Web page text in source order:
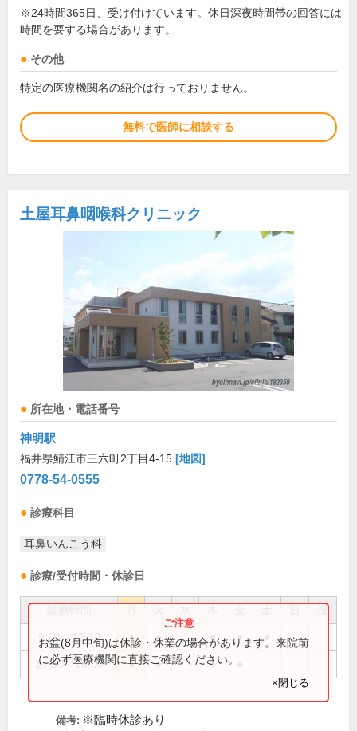
※24時間365日、受け付けています。休日深夜時間帯の回答には
時間を要する場合があります。
その他
特定の医療機関名の紹介は行っておりません。
無料で医師に相談する
土屋耳鼻咽喉科クリニック
所在地・電話番号
神明駅
福井県鯖江市三六町2丁目4-15 [地図]
0778-54-0555
診療科目
耳鼻いんこう科
診療/受付時間・休診日
祝
9:00～12:30 ● ● ● ●
14:30～18:00 ● ● ●
お盆(8月中旬)は休診・休業の場合があります。来院前
に必ず医療機関に直接ご確認ください。
×閉じる
備考: ※臨時休診あり